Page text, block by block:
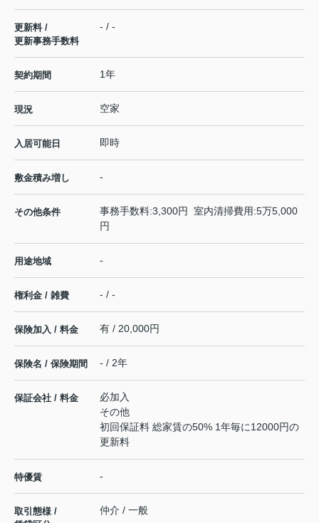
更新料 /
更新事務手数料
- / -
契約期間 1年
現況 空家
入居可能日 即時
敷金積み増し -
その他条件
事務手数料:3,300円 室内清掃費用:5万5,000
円
用途地域 -
権利金 / 雑費 - / -
保険加入 / 料金 有 / 20,000円
保険名 / 保険期間 - / 2年
保証会社 / 料金
必加入
その他
初回保証料 総家賃の50% 1年毎に12000円の
更新料
特優賃 -
取引態様 /
仲介 / 一般